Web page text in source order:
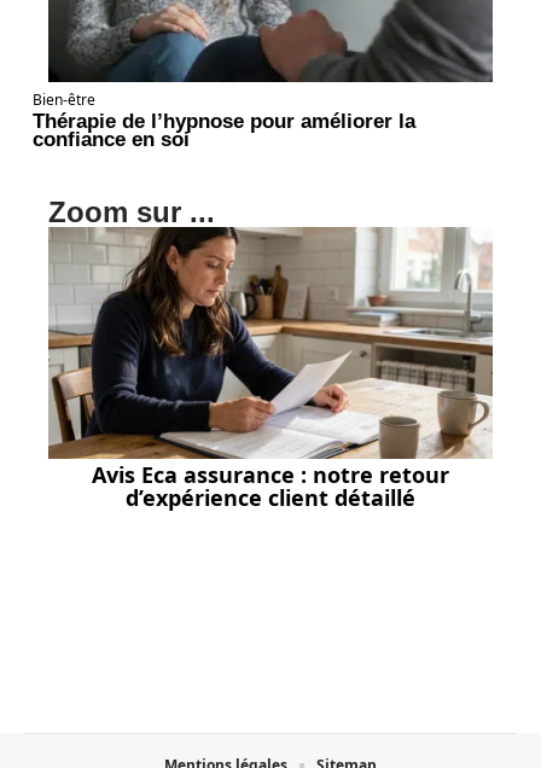
Bien-être
Thérapie de l’hypnose pour améliorer la
confiance en soi
Zoom sur ...
Avis Eca assurance : notre retour
d’expérience client détaillé